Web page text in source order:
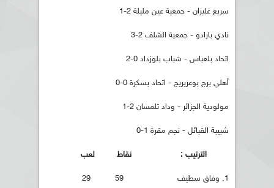
سريع غليزان - جمعية عين مليلة 2-1
نادي بارادو - جمعية الشلف 2-3
اتحاد بلعباس - شباب بلوزداد 0-2
أهلي برج بوعريريج - اتحاد بسكرة 0-0
مولودية الجزائر - وداد تلمسان 2-1
شبيبة القبائل - نجم مقرة 1-0
الترتيب : نقاط لعب
1. وفاق سطيف 59 29